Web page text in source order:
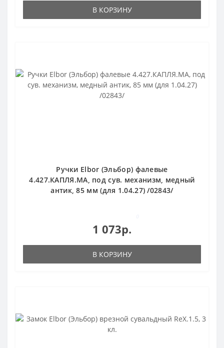
В КОРЗИНУ
Ручки Elbor (Эльбор) фалевые
4.427.КАПЛЯ.МА, под сув. механизм, медный
антик, 85 мм (для 1.04.27) /02843/
1 073р.
В КОРЗИНУ